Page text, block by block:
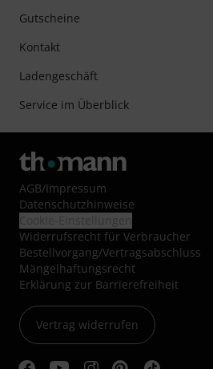
Gutscheine
Kontakt
Ladengeschäft
Service im Überblick
AGB/Impressum
Datenschutzhinweise
Widerrufsrecht für Verbraucher
Bestellvorgang/Vertragsabschluss
Mängelhaftungsrecht
Erklärung zur Barrierefreiheit
Vertrag widerrufen